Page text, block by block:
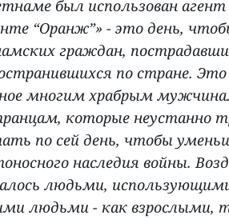
был использован
“Оранж”» - это день,
граждан,
по стране.
многим храбрым
которые неустанно
по сей день, чтобы
наследия войны.
людьми, использующими
людьми - как взрослыми,